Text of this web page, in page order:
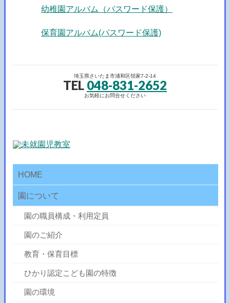
幼稚園アルバム（パスワード保護）
保育園アルバム(パスワード保護)
埼玉県さいたま市浦和区領家7-2-14
TEL 048-831-2652
お気軽にお問合せください
HOME
園について
園の職員構成・利用定員
園のご紹介
教育・保育目標
ひかり認定こども園の特徴
園の環境